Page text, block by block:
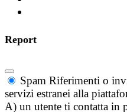
Report
Spam Riferimenti o
servizi estranei alla
A) un utente ti contatta in